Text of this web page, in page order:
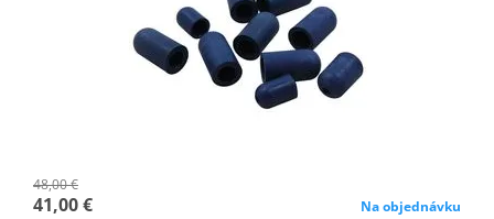
48,00 €
41,00 € Na objednávku